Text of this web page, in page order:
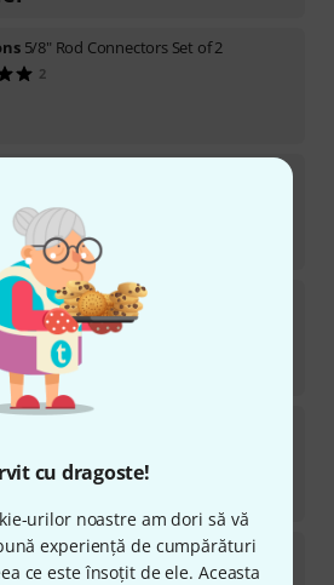
cu dragoste!
urilor noastre am dori să vă
experiență de cumpărături
ce este însoțit de ele. Aceasta
5/8" Rod Connectors Set of 2
2
5/8" Rod Set 1000mm
2
Double joint arm long
2